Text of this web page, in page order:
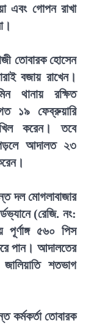
এবং গোপন রাখা
তোবারক হোসেন
বজায় রাখেন।
থানায় রক্ষিত
১৯ ফেব্রুয়ারি
করেন। তবে
পড়লে আদালত ২৩
দল মোগলাবাজার
(রেজি. নং:
পূর্ণাঙ্গ ৫৬০ পিস
পান। আদালতের
শতভাগ
কর্মকর্তা তোবারক